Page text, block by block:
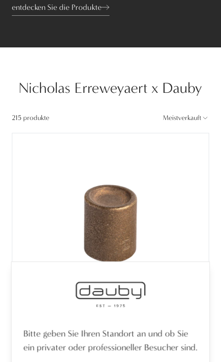
entdecken Sie die Produkte
Nicholas Erreweyaert x Dauby
215 produkte Meistverkauft
STÜCK MÖBELKNOPF PCAST-25 ROHE
BRONZE (RB) 25mm
Bitte geben Sie Ihren Standort an und ob Sie
ein privater oder professioneller Besucher sind.